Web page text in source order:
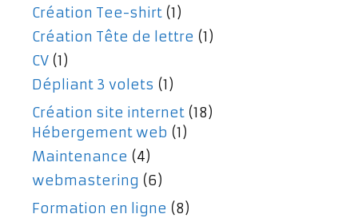
Création Tee-shirt (1)
Création Tête de lettre (1)
CV (1)
Dépliant 3 volets (1)
Création site internet (18)
Hébergement web (1)
Maintenance (4)
webmastering (6)
Formation en ligne (8)